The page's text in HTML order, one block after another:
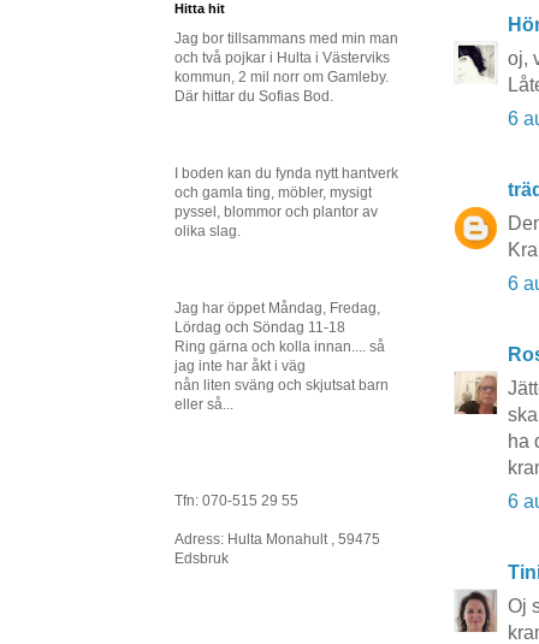
oj,
6
6
ha
6
Oj
Hitta hit
Jag bor tillsammans med min man
och två pojkar i Hulta i Västerviks
kommun, 2 mil norr om Gamleby.
Där hittar du Sofias Bod.
I boden kan du fynda nytt hantverk
och gamla ting, möbler, mysigt
pyssel, blommor och plantor av
olika slag.
Jag har öppet Måndag, Fredag,
Lördag och Söndag 11-18
Ring gärna och kolla innan.... så
jag inte har åkt i väg
nån liten sväng och skjutsat barn
eller så...
Tfn: 070-515 29 55
Adress: Hulta Monahult , 59475
Edsbruk